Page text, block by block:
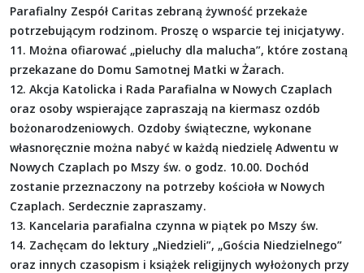
Parafialny Zespół Caritas zebraną żywność przekaże
potrzebującym rodzinom. Proszę o wsparcie tej inicjatywy.
11. Można ofiarować „pieluchy dla malucha”, które zostaną
przekazane do Domu Samotnej Matki w Żarach.
12. Akcja Katolicka i Rada Parafialna w Nowych Czaplach
oraz osoby wspierające zapraszają na kiermasz ozdób
bożonarodzeniowych. Ozdoby świąteczne, wykonane
własnoręcznie można nabyć w każdą niedzielę Adwentu w
Nowych Czaplach po Mszy św. o godz. 10.00. Dochód
zostanie przeznaczony na potrzeby kościoła w Nowych
Czaplach. Serdecznie zapraszamy.
13. Kancelaria parafialna czynna w piątek po Mszy św.
14. Zachęcam do lektury „Niedzieli”, „Gościa Niedzielnego”
oraz innych czasopism i książek religijnych wyłożonych przy